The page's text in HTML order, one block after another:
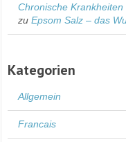
Chronische
zuEpsom Salz – das
Kategorien
Allgemein
Francais